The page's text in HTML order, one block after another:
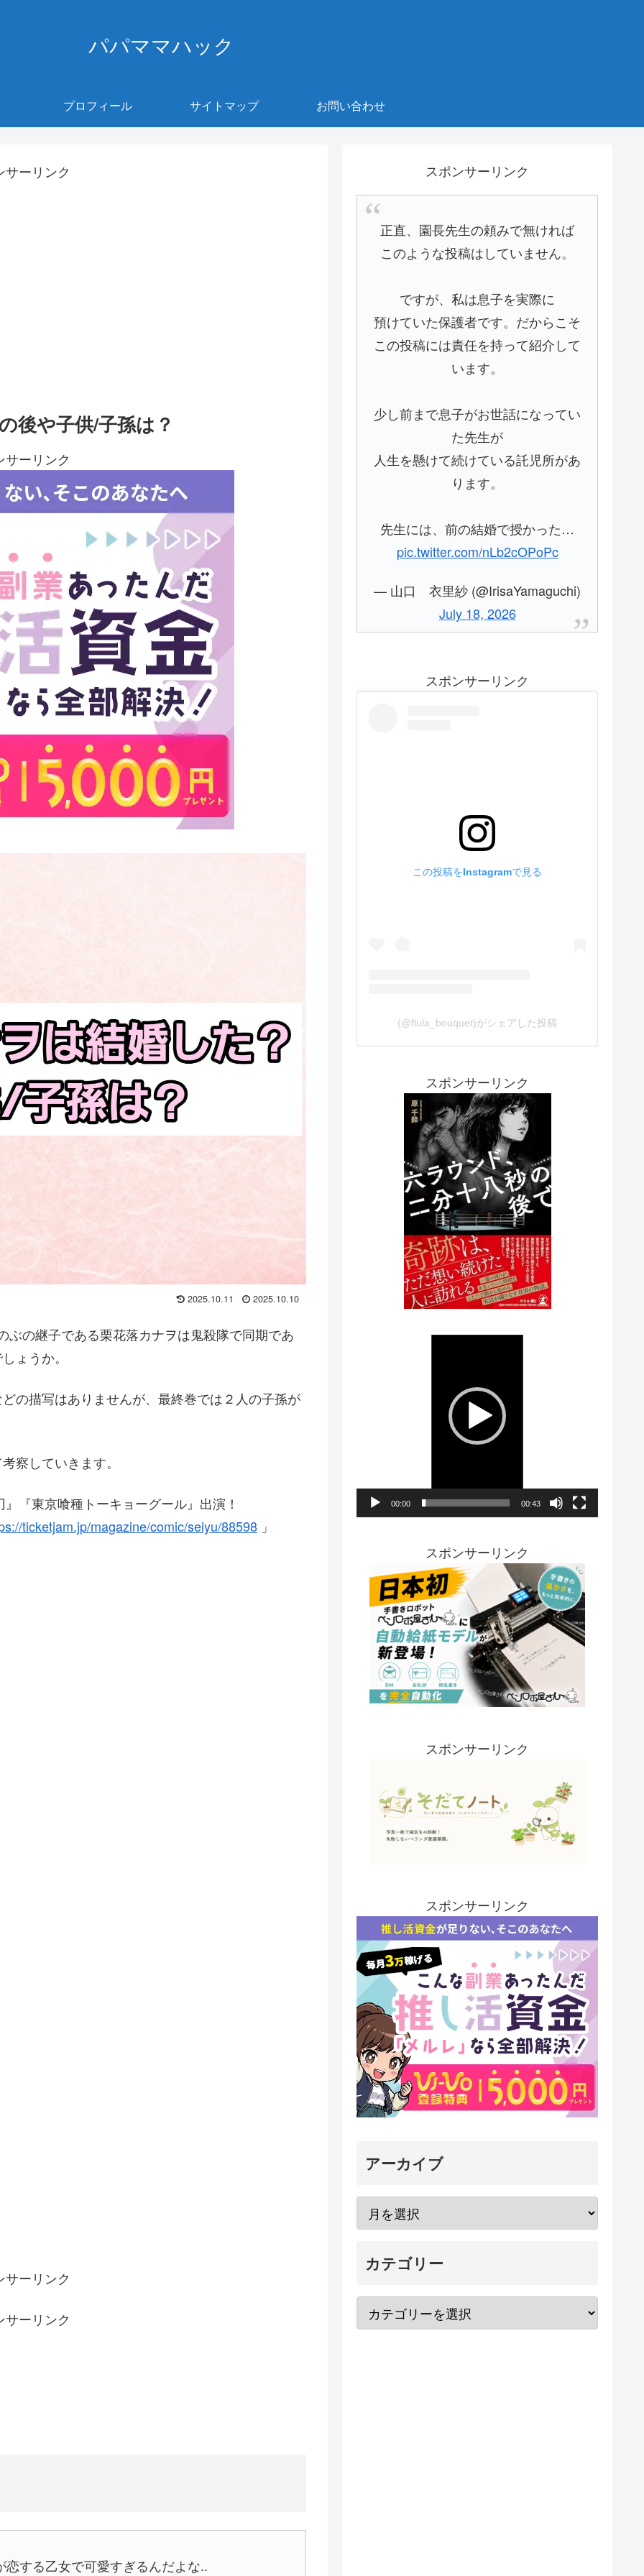
パパママハック
プロフィール サイトマップ お問い合わせ
サーリンク
後や子供/子孫は？
サーリンク
2025.10.11 2025.10.10
の継子である栗花落カナヲは鬼殺隊で同期であ
ょうか。
の描写はありませんが、最終巻では２人の子孫が
察していきます。
『東京喰種トーキョーグール』出演！
ticketjam.jp/magazine/comic/seiyu/88598 」
サーリンク
サーリンク
する乙女で可愛すぎるんだよな..
スポンサーリンク
正直、園長先生の頼みで無ければ
このような投稿はしていません。
ですが、私は息子を実際に
預けていた保護者です。だからこそ
この投稿には責任を持って紹介して
います。
少し前まで息子がお世話になってい
た先生が
人生を懸けて続けている託児所があ
ります。
先生には、前の結婚で授かった…
pic.twitter.com/nLb2cOPoPc
— 山口 衣里紗 (@IrisaYamaguchi)
July 18, 2026
スポンサーリンク
この投稿をInstagramで見る
(@flula_bouquet)がシェアした投稿
スポンサーリンク
レ
ー
ヤ
00:00 00:43
スポンサーリンク
スポンサーリンク
スポンサーリンク
アーカイブ
カテゴリー